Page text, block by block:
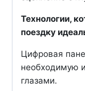
Технологии,
поездку
Цифровая
необходимую
глазами.